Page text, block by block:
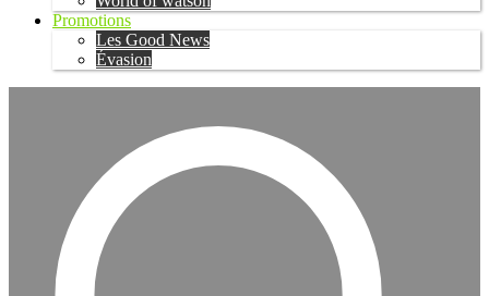
Promotions
Les Good News
Évasion